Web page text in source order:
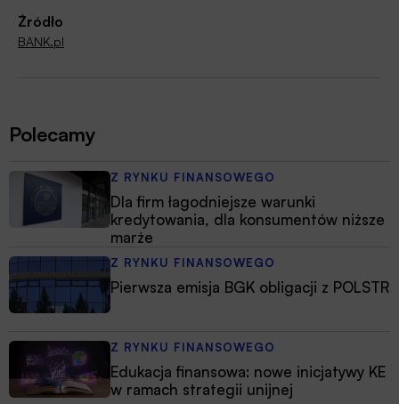
Źródło
BANK.pl
Polecamy
Z RYNKU FINANSOWEGO
Dla firm łagodniejsze warunki
kredytowania, dla konsumentów niższe
marże
Z RYNKU FINANSOWEGO
Pierwsza emisja BGK obligacji z POLSTR
Z RYNKU FINANSOWEGO
Edukacja finansowa: nowe inicjatywy KE
w ramach strategii unijnej